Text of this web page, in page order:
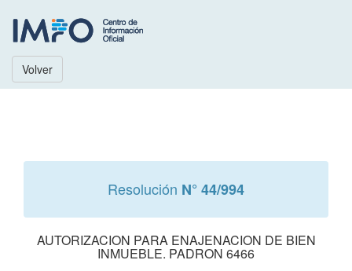
Volver
Resolución N° 44/994
AUTORIZACION PARA ENAJENACION DE BIEN
INMUEBLE. PADRON 6466